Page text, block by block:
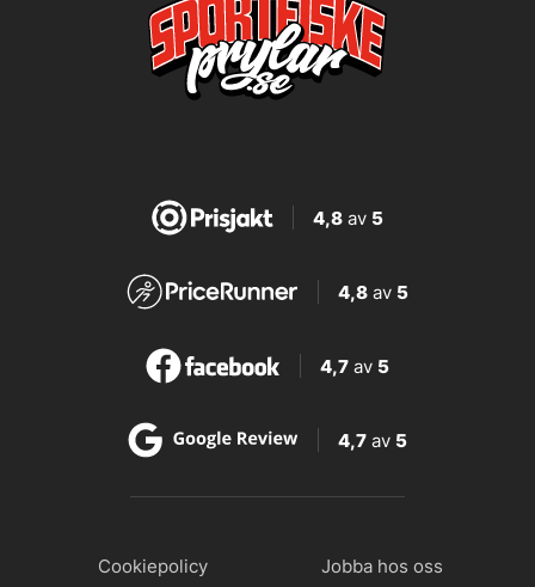
4,8av 5
4,8 av 5
4,7 av 5
4,7 av 5
Cookiepolicy Jobba hos oss